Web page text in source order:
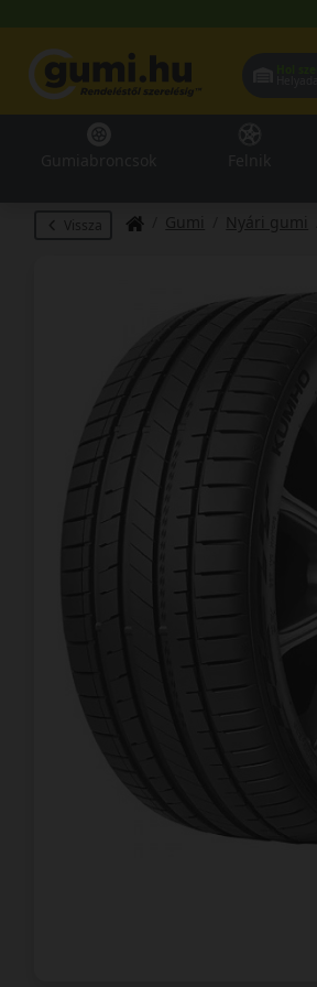
Vissza Gumi Nyári gumi